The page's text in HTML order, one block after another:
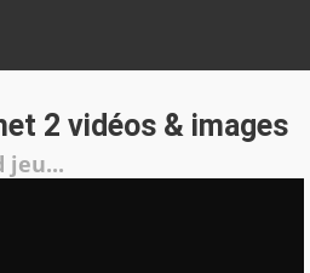
2 vidéos & images
jeu...